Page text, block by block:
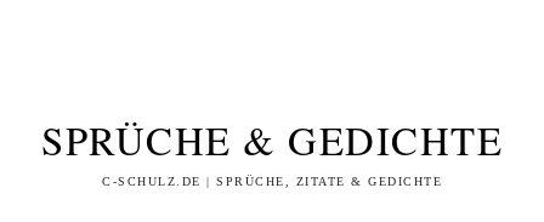
SPRÜCHE & GEDICHTE
C-SCHULZ.DE | SPRÜCHE, ZITATE & GEDICHTE